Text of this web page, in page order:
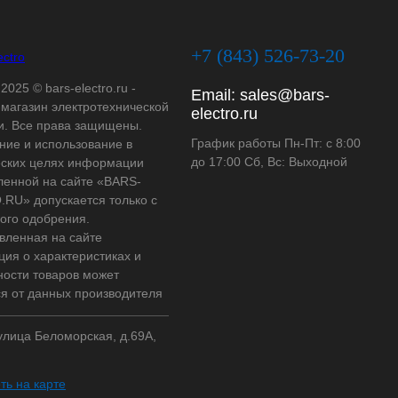
© bars-electro.ru -
электротехнической
Все права защищены.
и использование в
целях информации
на сайте «BARS-
допускается только с
одобрения.
на сайте
о характеристиках и
товаров может
от данных производителя
Беломорская, д.69А,
на карте
+7 (843) 526-73-20
Email: sales@bars-
electro.ru
График работы Пн-Пт: с 8:00
до 17:00 Сб, Вс: Выходной